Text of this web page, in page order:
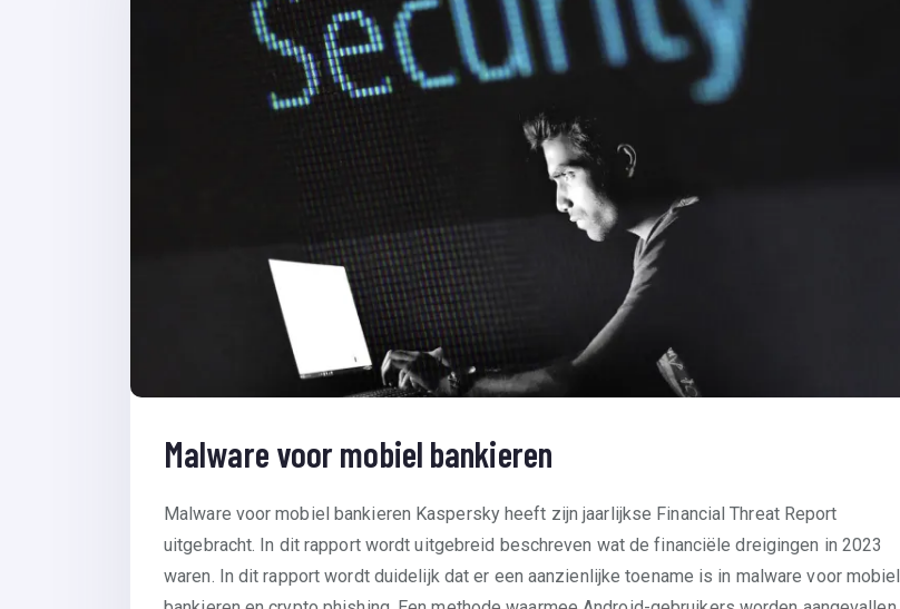
Malware voor mobiel bankieren
Malware voor mobiel bankieren Kaspersky heeft zijn jaarlijkse Financial Threat Report
uitgebracht. In dit rapport wordt uitgebreid beschreven wat de financiële dreigingen in 2023
waren. In dit rapport wordt duidelijk dat er een aanzienlijke toename is in malware voor mobiel